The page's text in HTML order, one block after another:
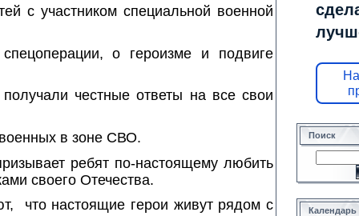
с участником специальной военной
о героизме и подвиге
честные ответы на все свои
в зоне СВО.
ребят по-настоящему любить
своего Отечества.
что настоящие герои живут рядом с
Поиск
Календарь